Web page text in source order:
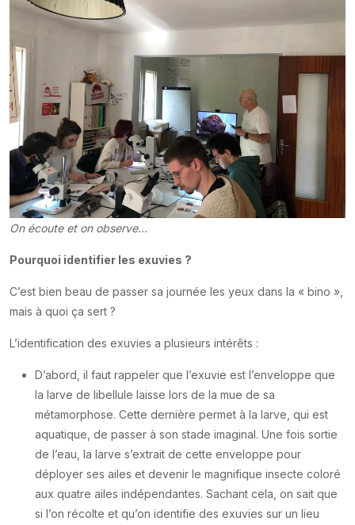
On écoute et on observe...
Pourquoi identifier les exuvies ?
C’est bien beau de passer sa journée les yeux dans la « bino »,
mais à quoi ça sert ?
L’identification des exuvies a plusieurs intérêts :
D’abord, il faut rappeler que l’exuvie est l’enveloppe que
la larve de libellule laisse lors de la mue de sa
métamorphose. Cette dernière permet à la larve, qui est
aquatique, de passer à son stade imaginal. Une fois sortie
de l’eau, la larve s’extrait de cette enveloppe pour
déployer ses ailes et devenir le magnifique insecte coloré
aux quatre ailes indépendantes. Sachant cela, on sait que
si l’on récolte et qu’on identifie des exuvies sur un lieu